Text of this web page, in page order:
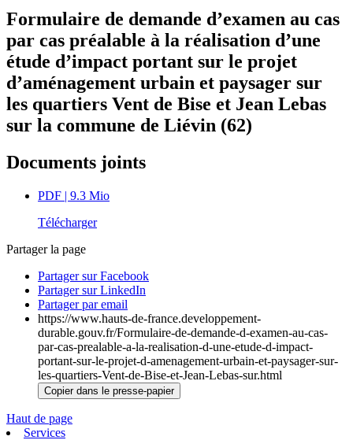
Formulaire de demande d’examen au cas
par cas préalable à la réalisation d’une
étude d’impact portant sur le projet
d’aménagement urbain et paysager sur
les quartiers Vent de Bise et Jean Lebas
sur la commune de Liévin (62)
Documents joints
PDF | 9.3 Mio
Télécharger
Partager la page
Partager sur Facebook
Partager sur LinkedIn
Partager par email
https://www.hauts-de-france.developpement-
durable.gouv.fr/Formulaire-de-demande-d-examen-au-cas-
par-cas-prealable-a-la-realisation-d-une-etude-d-impact-
portant-sur-le-projet-d-amenagement-urbain-et-paysager-sur-
les-quartiers-Vent-de-Bise-et-Jean-Lebas-sur.html
Copier dans le presse-papier
Haut de page
Services